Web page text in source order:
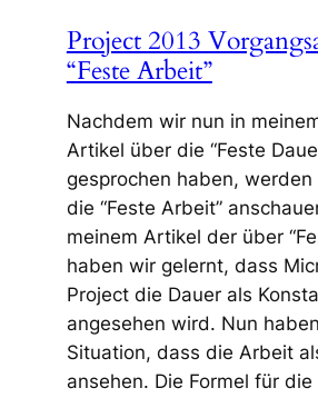
Project 2013
“Feste Arbeit”
Nachdem wir nun in
Artikel über die “Feste
gesprochen haben, werden
die “Feste Arbeit”
meinem Artikel der über
haben wir gelernt, dass
Project die Dauer als
angesehen wird. Nun
Situation, dass die Arbeit
ansehen. Die Formel für die